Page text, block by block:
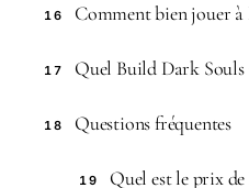
16 Comment bien jouer à
17 Quel Build Dark Souls
18 Questions fréquentes
19 Quel est le prix de